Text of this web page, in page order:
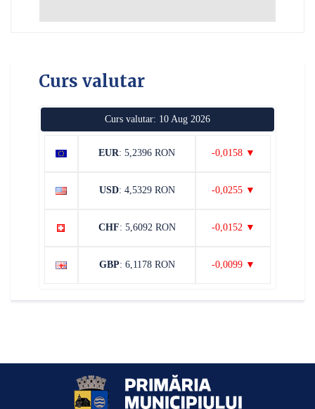
Curs valutar
Curs valutar: 10 Aug 2026
EUR: 5,2396 RON -0,0158 ▼
USD: 4,5329 RON -0,0255 ▼
CHF: 5,6092 RON -0,0152 ▼
GBP: 6,1178 RON -0,0099 ▼